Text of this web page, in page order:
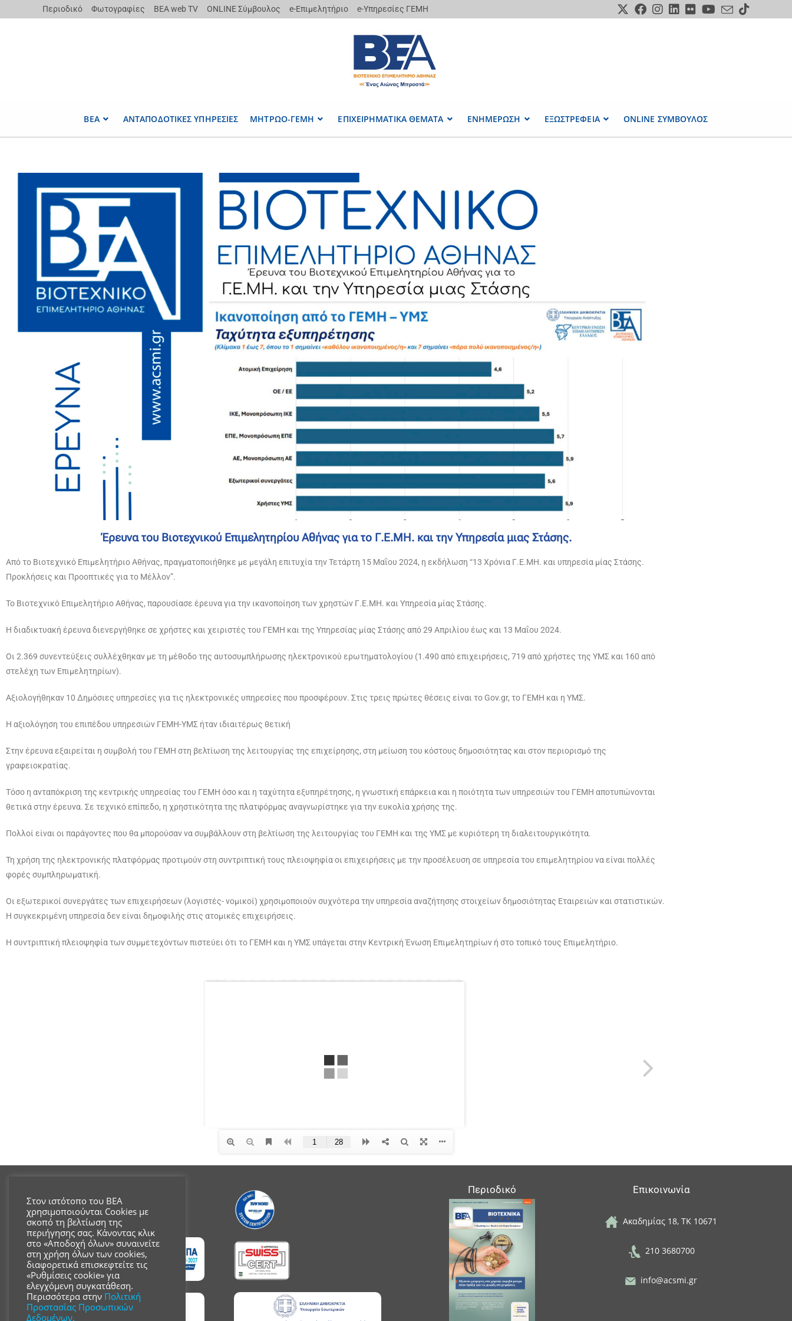
Περιοδικό Φωτογραφίες ΒΕΑ web TV ONLINE Σύμβουλος e-Επιμελητήριο e-Υπηρεσίες ΓΕΜΗ
ΒΕΑ ΑΝΤΑΠΟΔΟΤΙΚΕΣ ΥΠΗΡΕΣΙΕΣ ΜΗΤΡΩΟ-ΓΕΜΗ ΕΠΙΧΕΙΡΗΜΑΤΙΚΑ ΘΕΜΑΤΑ ΕΝΗΜΕΡΩΣΗ ΕΞΩΣΤΡΕΦΕΙΑ ONLINE ΣΥΜΒΟΥΛΟΣ
Έρευνα του Βιοτεχνικού Επιμελητηρίου Αθήνας για το Γ.Ε.ΜΗ. και την Υπηρεσία μιας Στάσης.
Από το Βιοτεχνικό Επιμελητήριο Αθήνας, πραγματοποιήθηκε με μεγάλη επιτυχία την Τετάρτη 15 Μαΐου 2024, η εκδήλωση “13 Χρόνια Γ.Ε.ΜΗ. και υπηρεσία μίας Στάσης.
Προκλήσεις και Προοπτικές για το Μέλλον”.
Το Βιοτεχνικό Επιμελητήριο Αθήνας, παρουσίασε έρευνα για την ικανοποίηση των χρηστών Γ.Ε.ΜΗ. και Υπηρεσία μίας Στάσης.
Η διαδικτυακή έρευνα διενεργήθηκε σε χρήστες και χειριστές του ΓΕΜΗ και της Υπηρεσίας μίας Στάσης από 29 Απριλίου έως και 13 Μαΐου 2024.
Οι 2.369 συνεντεύξεις συλλέχθηκαν με τη μέθοδο της αυτοσυμπλήρωσης ηλεκτρονικού ερωτηματολογίου (1.490 από επιχειρήσεις, 719 από χρήστες της ΥΜΣ και 160 από
στελέχη των Επιμελητηρίων).
Αξιολογήθηκαν 10 Δημόσιες υπηρεσίες για τις ηλεκτρονικές υπηρεσίες που προσφέρουν. Στις τρεις πρώτες θέσεις είναι το Gov.gr, το ΓΕΜΗ και η ΥΜΣ.
Η αξιολόγηση του επιπέδου υπηρεσιών ΓΕΜΗ-ΥΜΣ ήταν ιδιαιτέρως θετική
Στην έρευνα εξαιρείται η συμβολή του ΓΕΜΗ στη βελτίωση της λειτουργίας της επιχείρησης, στη μείωση του κόστους δημοσιότητας και στον περιορισμό της
γραφειοκρατίας.
Τόσο η ανταπόκριση της κεντρικής υπηρεσίας του ΓΕΜΗ όσο και η ταχύτητα εξυπηρέτησης, η γνωστική επάρκεια και η ποιότητα των υπηρεσιών του ΓΕΜΗ αποτυπώνονται
θετικά στην έρευνα. Σε τεχνικό επίπεδο, η χρηστικότητα της πλατφόρμας αναγνωρίστηκε για την ευκολία χρήσης της.
Πολλοί είναι οι παράγοντες που θα μπορούσαν να συμβάλλουν στη βελτίωση της λειτουργίας του ΓΕΜΗ και της ΥΜΣ με κυριότερη τη διαλειτουργικότητα.
Τη χρήση της ηλεκτρονικής πλατφόρμας προτιμούν στη συντριπτική τους πλειοψηφία οι επιχειρήσεις με την προσέλευση σε υπηρεσία του επιμελητηρίου να είναι πολλές
φορές συμπληρωματική.
Οι εξωτερικοί συνεργάτες των επιχειρήσεων (λογιστές- νομικοί) χρησιμοποιούν συχνότερα την υπηρεσία αναζήτησης στοιχείων δημοσιότητας Εταιρειών και στατιστικών.
Η συγκεκριμένη υπηρεσία δεν είναι δημοφιλής στις ατομικές επιχειρήσεις.
Η συντριπτική πλειοψηφία των συμμετεχόντων πιστεύει ότι το ΓΕΜΗ και η ΥΜΣ υπάγεται στην Κεντρική Ένωση Επιμελητηρίων ή στο τοπικό τους Επιμελητήριο.
Περιοδικό Επικοινωνία
Ακαδημίας 18, ΤΚ 10671
210 3680700
info@acsmi.gr
Στον ιστότοπο του ΒΕΑ
χρησιμοποιούνται Cookies με
σκοπό τη βελτίωση της
περιήγησης σας. Κάνοντας κλικ
στο «Αποδοχή όλων» συναινείτε
στη χρήση όλων των cookies,
διαφορετικά επισκεφτείτε τις
«Ρυθμίσεις cookie» για
ελεγχόμενη συγκατάθεση.
Περισσότερα στην Πολιτική
Προστασίας Προσωπικών
Δεδομένων.